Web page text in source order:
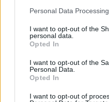
Please note that this website/
not limited to your visit or
grant or deny consent to
use your data for below
consent section.
Personal Data
I want to opt-out of the
personal data.
Opted In
I want to opt-out of the
Personal Data.
Opted In
I want to opt-out of
Megszerezhető
fa
Az oroszlánt
meg váratlanul